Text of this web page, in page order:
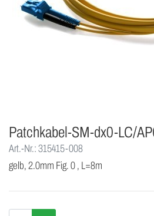
Patchkabel-SM-dx0-LC/
Art.-Nr.: 315415-008
gelb, 2.0mm Fig. 0 , L=8m